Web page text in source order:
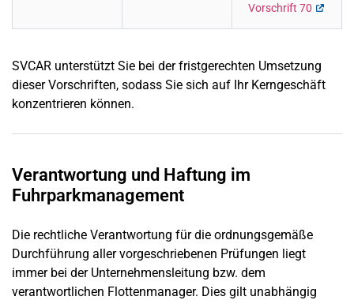
Vorschrift 70
SVCAR unterstützt Sie bei der fristgerechten Umsetzung
dieser Vorschriften, sodass Sie sich auf Ihr Kerngeschäft
konzentrieren können.
Verantwortung und Haftung im
Fuhrparkmanagement
Die rechtliche Verantwortung für die ordnungsgemäße
Durchführung aller vorgeschriebenen Prüfungen liegt
immer bei der Unternehmensleitung bzw. dem
verantwortlichen Flottenmanager. Dies gilt unabhängig